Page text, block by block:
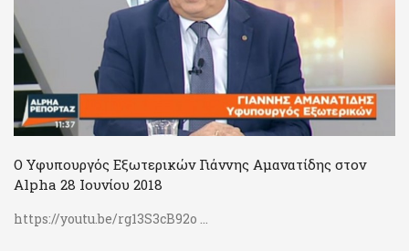
Ο Υφυπουργός Εξωτερικών Γιάννης Αμανατίδης στον
Alpha 28 Ιουνίου 2018
https://youtu.be/rg13S3cB92o ...